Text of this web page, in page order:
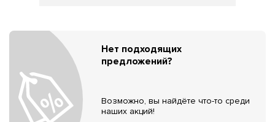
Нет подходящих
предложений?
Возможно, вы найдёте что-то среди
наших акций!